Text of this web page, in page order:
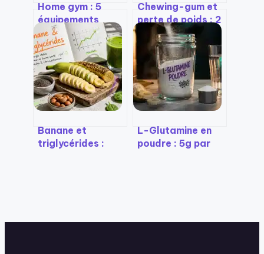
Home gym : 5
équipements
indispensables
pour transformer
10 m² en salle de
sport
Chewing-gum et
perte de poids : 2
calories par
dragée mais un
piège surprenant
pour l’appétit
Banane et
triglycérides :
L-Glutamine en
poudre : 5g par